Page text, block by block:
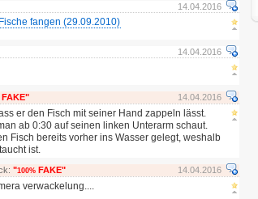
14.04.2016
fangen (29.09.2010)
14.04.2016
14.04.2016
FAKE"
er den Fisch mit seiner Hand zappeln lässt.
ab 0:30 auf seinen linken Unterarm schaut.
Fisch bereits vorher ins Wasser gelegt, weshalb
ist.
14.04.2016
"100% FAKE"
verwackelung....